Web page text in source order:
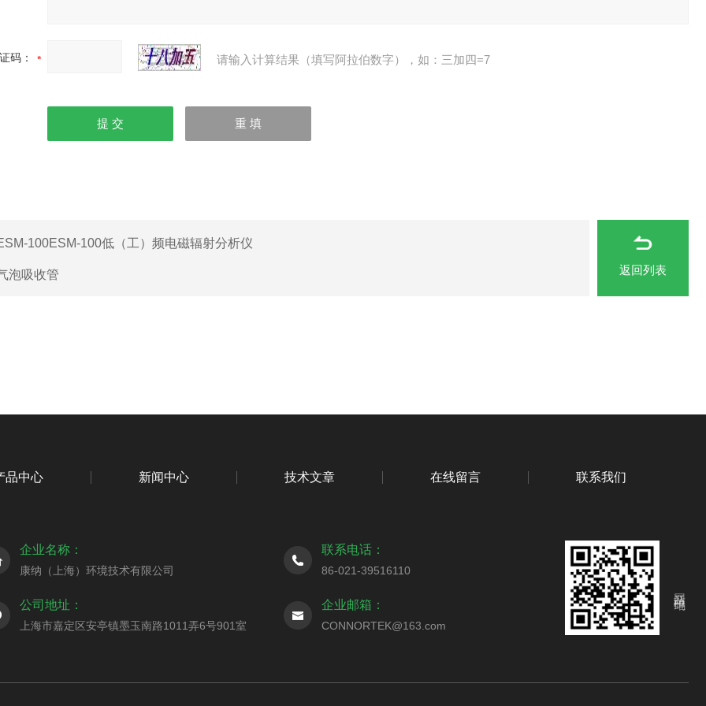
码： 请输入计算结果（填写阿拉伯数字），如：三加四=7
100ESM-100低（工）频电磁辐射分析仪
泡吸收管 返回列表
品中心 新闻中心 技术文章 在线留言 联系我们
企业名称：
康纳（上海）环境技术有限公司
联系电话：
86-021-39516110
公司地址：
上海市嘉定区安亭镇墨玉南路1011弄6号901室
企业邮箱：
CONNORTEK@163.com